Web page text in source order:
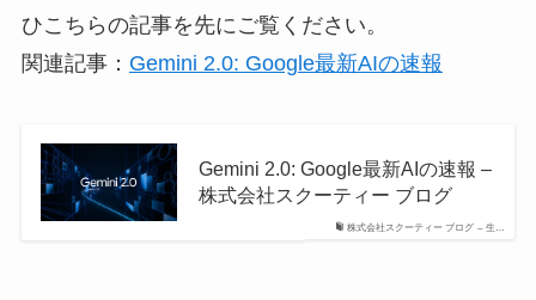
ひこちらの記事を先にご覧ください。
関連記事： Gemini 2.0: Google最新AIの速報
株式会社スクーティー ブログ – 生…
Gemini 2.0: Google最新AIの速報 –
株式会社スクーティー ブログ